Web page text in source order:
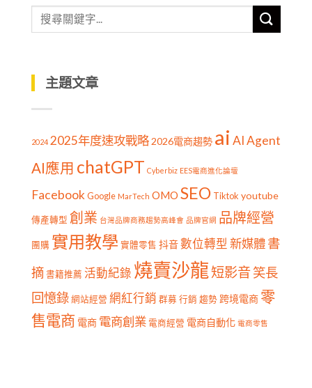
主題文章
2024 2025年度速攻戰略2026電商趨勢 ai AI Agent
AI應用 chatGPT Cyberbiz EES電商進化論壇
Facebook Google MarTech OMO SEO Tiktok youtube
傳產轉型 創業 台灣品牌商務趨勢高峰會 品牌官網 品牌經營
團購 實用教學 實體零售 抖音數位轉型 新媒體書
摘 書籍推薦 活動紀錄 燒賣沙龍短影音笑長
回憶錄 網站經營 網紅行銷 群募 行銷 趨勢 跨境電商 零
售電商 電商 電商創業 電商經營 電商自動化 電商零售